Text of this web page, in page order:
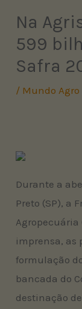
Na
599
Safra
/ Mundo Agro
Durante a
Preto (SP), a
Agropecuária
imprensa, as
formulação
bancada do
destinação